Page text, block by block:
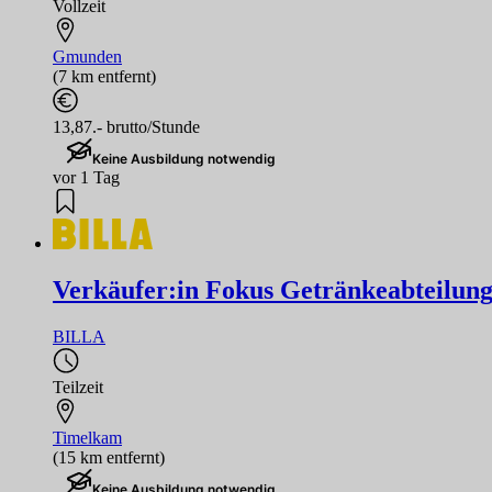
Vollzeit
Gmunden
(7 km entfernt)
13,87.- brutto/Stunde
Keine Ausbildung notwendig
vor 1 Tag
Verkäufer:in Fokus Getränkeabteilung
BILLA
Teilzeit
Timelkam
(15 km entfernt)